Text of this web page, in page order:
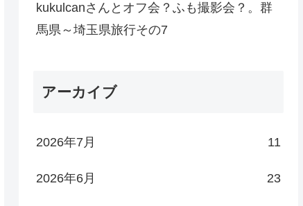
kukulcanさんとオフ会？ふも撮影会？。群
馬県～埼玉県旅行その7
アーカイブ
2026年7月 11
2026年6月 23